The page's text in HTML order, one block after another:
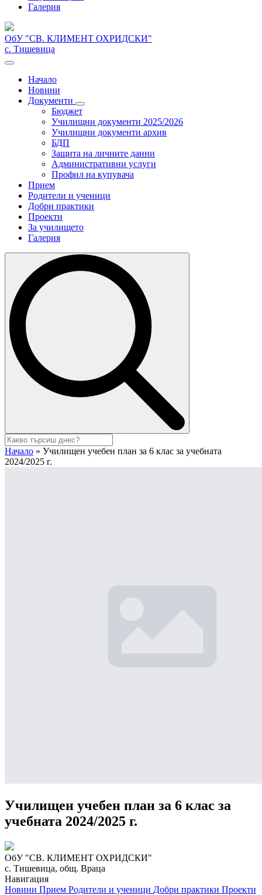
Галерия
ОбУ "СВ. КЛИМЕНТ ОХРИДСКИ"
с. Тишевица
Начало
Новини
Документи
Бюджет
Училищни документи 2025/2026
Училищни документи архив
БДП
Защита на личните данни
Административни услуги
Профил на купувача
Прием
Родители и ученици
Добри практики
Проекти
За училището
Галерия
Search
Начало » Училищен учебен план за 6 клас за учебната
2024/2025 г.
Училищен учебен план за 6 клас за
учебната 2024/2025 г.
ОбУ "СВ. КЛИМЕНТ ОХРИДСКИ"
с. Тишевица, общ. Враца
Навигация
Новини Прием Родители и ученици Добри практики Проекти